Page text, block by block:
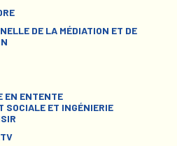
DE LA MÉDIATION ET DE
EN ENTENTE
SOCIALE ET INGÉNIERIE